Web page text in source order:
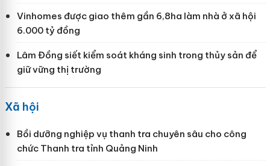
Vinhomes được giao thêm gần 6,8ha làm nhà ở xã hội
6.000 tỷ đồng
Lâm Đồng siết kiểm soát kháng sinh trong thủy sản để
giữ vững thị trường
Xã hội
Bồi dưỡng nghiệp vụ thanh tra chuyên sâu cho công
chức Thanh tra tỉnh Quảng Ninh